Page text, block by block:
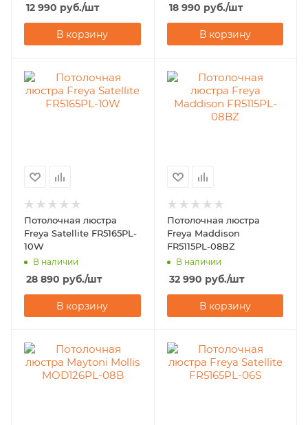
12 990 руб./шт
В корзину
18 990 руб./шт
В корзину
Потолочная люстра
Freya Satellite FR5165PL-
10W
В наличии
28 890 руб./шт
В корзину
Потолочная люстра
Freya Maddison
FR5115PL-08BZ
В наличии
32 990 руб./шт
В корзину